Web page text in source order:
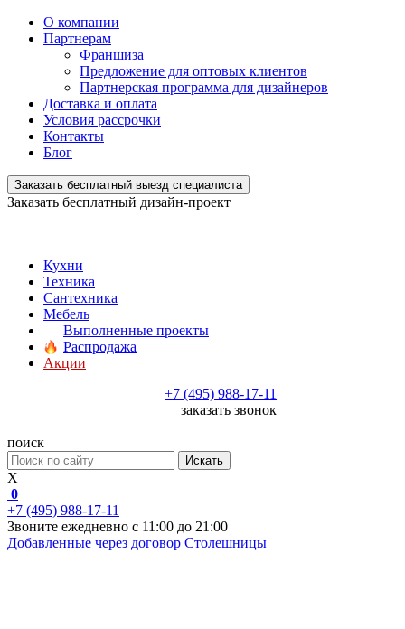
О компании
Партнерам
Франшиза
Предложение для оптовых клиентов
Партнерская программа для дизайнеров
Доставка и оплата
Условия рассрочки
Контакты
Блог
Заказать бесплатный выезд специалиста
Заказать бесплатный дизайн-проект
Кухни
Техника
Сантехника
Мебель
Выполненные проекты
Распродажа
Акции
+7 (495) 988-17-11
заказать звонок
поиск
Искать
X
0
+7 (495) 988-17-11
Звоните ежедневно с 11:00 до 21:00
Добавленные через договор Столешницы